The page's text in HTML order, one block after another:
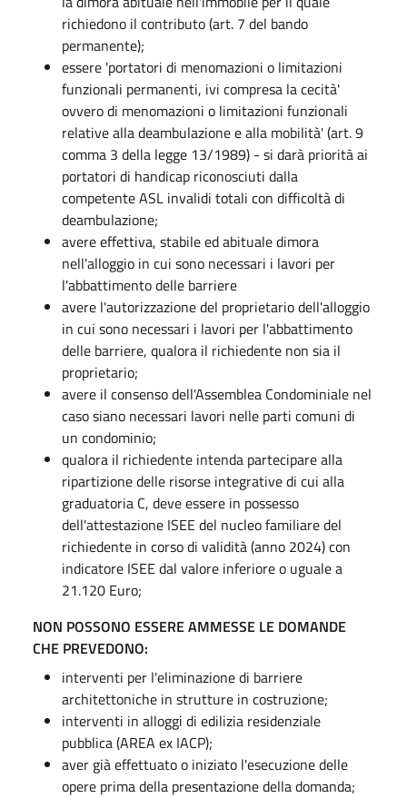
richiedono il contributo (art. 7 del bando
permanente);
essere 'portatori di menomazioni o limitazioni
funzionali permanenti, ivi compresa la cecità'
ovvero di menomazioni o limitazioni funzionali
relative alla deambulazione e alla mobilità' (art. 9
comma 3 della legge 13/1989) - si darà priorità ai
portatori di handicap riconosciuti dalla
competente ASL invalidi totali con difficoltà di
deambulazione;
avere effettiva, stabile ed abituale dimora
nell'alloggio in cui sono necessari i lavori per
l'abbattimento delle barriere
avere l'autorizzazione del proprietario dell'alloggio
in cui sono necessari i lavori per l'abbattimento
delle barriere, qualora il richiedente non sia il
proprietario;
avere il consenso dell'Assemblea Condominiale nel
caso siano necessari lavori nelle parti comuni di
un condominio;
qualora il richiedente intenda partecipare alla
ripartizione delle risorse integrative di cui alla
graduatoria C, deve essere in possesso
dell'attestazione ISEE del nucleo familiare del
richiedente in corso di validità (anno 2024) con
indicatore ISEE dal valore inferiore o uguale a
21.120 Euro;
NON POSSONO ESSERE AMMESSE LE DOMANDE
CHE PREVEDONO:
interventi per l'eliminazione di barriere
architettoniche in strutture in costruzione;
interventi in alloggi di edilizia residenziale
pubblica (AREA ex IACP);
aver già effettuato o iniziato l'esecuzione delle
opere prima della presentazione della domanda;